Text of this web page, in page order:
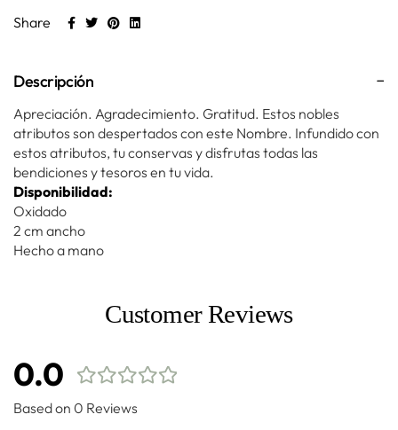
Share
Descripción
Apreciación. Agradecimiento. Gratitud. Estos nobles
atributos son despertados con este Nombre. Infundido con
estos atributos, tu conservas y disfrutas todas las
bendiciones y tesoros en tu vida.
Disponibilidad:
Oxidado
2 cm ancho
Hecho a mano
Customer Reviews
0.0
Based on 0 Reviews